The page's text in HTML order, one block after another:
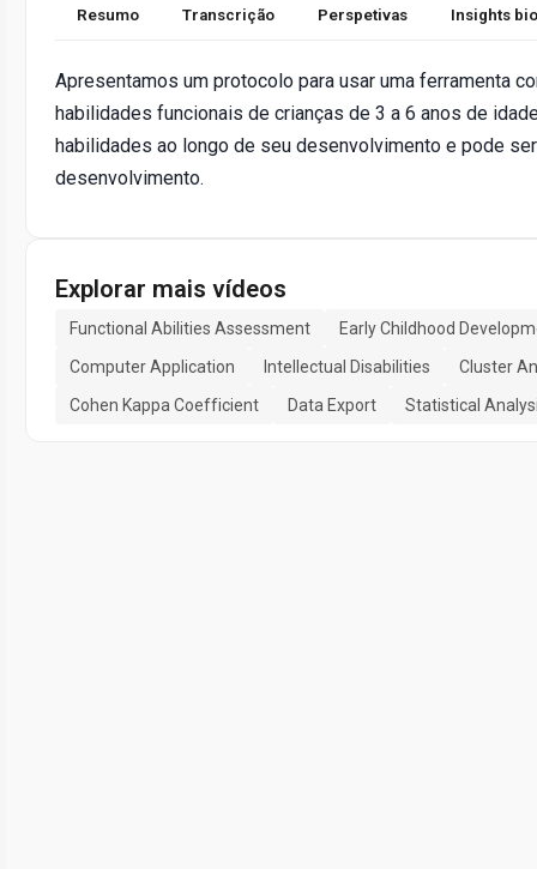
Resumo Transcrição Perspetivas Insights
Apresentamos um protocolo para usar uma ferramenta
habilidades funcionais de crianças de 3 a 6 anos de
habilidades ao longo de seu desenvolvimento e pode
desenvolvimento.
Explorar mais vídeos
Functional Abilities Assessment
Early Childhood
Computer Application
Intellectual Disabilities
Cluster
Cohen Kappa Coefficient
Data Export Statistical